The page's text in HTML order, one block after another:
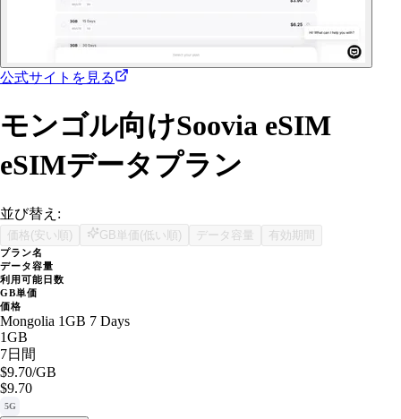
公式サイトを見る
モンゴル向けSoovia eSIM
eSIMデータプラン
並び替え:
価格(安い順) GB単価(低い順) データ容量 有効期間
プラン名
データ容量
利用可能日数
GB単価
価格
Mongolia 1GB 7 Days
1GB
7日間
$9.70/GB
$9.70
5G